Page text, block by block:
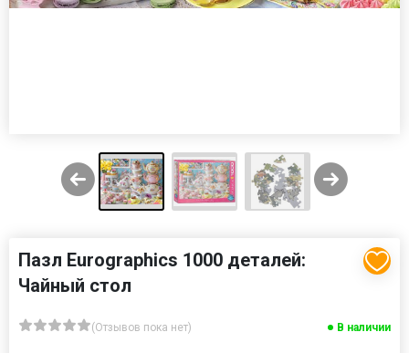
Пазл Eurographics 1000 деталей:
Чайный стол
(Отзывов пока нет) В наличии